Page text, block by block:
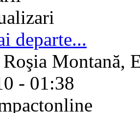
departe...
Montană,
- 01:38